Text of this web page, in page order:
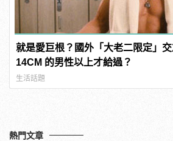
就是愛巨根？國外「大老二限定」
14CM 的男性以上才給過？
生活話題
熱門文章